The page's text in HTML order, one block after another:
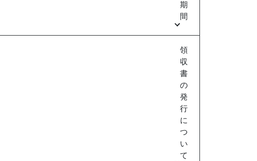
期
間
領
収
書
の
発
行
に
つ
い
て